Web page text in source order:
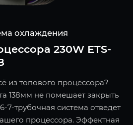
охлаждения
230W ETS-
из топового процессора?
138мм не помешает закрыть
7-трубочная система отведет
процессора. Эффектная